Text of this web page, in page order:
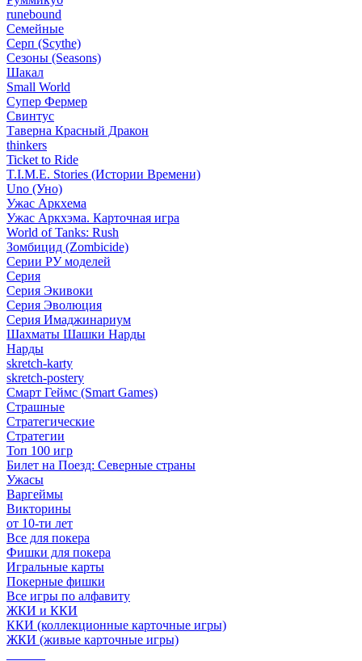
runebound
Семейные
Серп (Scythe)
Сезоны (Seasons)
Шакал
Small World
Супер Фермер
Свинтус
Таверна Красный Дракон
thinkers
Ticket to Ride
T.I.M.E. Stories (Истории Времени)
Uno (Уно)
Ужас Аркхема
Ужас Аркхэма. Карточная игра
World of Tanks: Rush
Зомбицид (Zombicide)
Серии РУ моделей
Серия
Серия Экивоки
Серия Эволюция
Серия Имаджинариум
Шахматы Шашки Нарды
Нарды
skretch-karty
skretch-postery
Смарт Геймс (Smart Games)
Страшные
Стратегические
Стратегии
Топ 100 игр
Билет на Поезд: Северные страны
Ужасы
Варгеймы
Викторины
от 10-ти лет
Все для покера
Фишки для покера
Игральные карты
Покерные фишки
Все игры по алфавиту
ЖКИ и ККИ
ККИ (коллекционные карточные игры)
ЖКИ (живые карточные игры)